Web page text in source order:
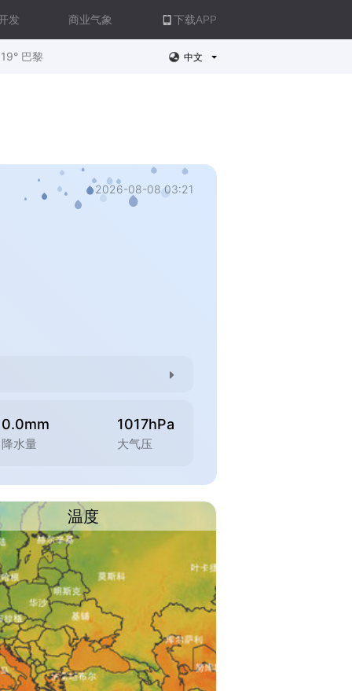
发 商业气象 下载APP
19° 巴黎 中文
2026-08-08 03:21
0.0mm
降水量
1017hPa
大气压
温度